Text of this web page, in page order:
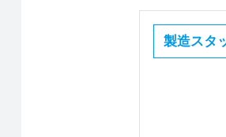
製造スタ